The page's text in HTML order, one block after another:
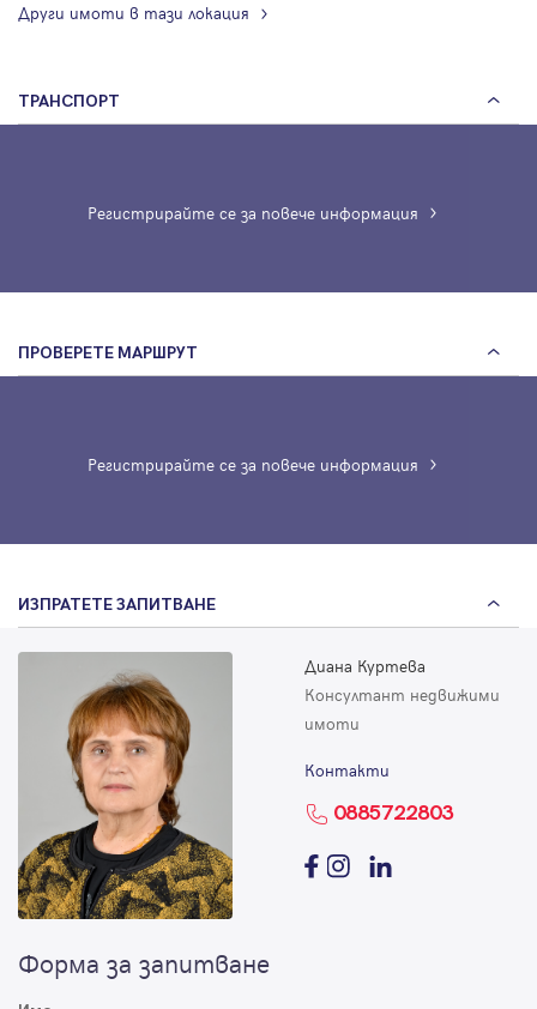
Други имоти в тази локация
ТРАНСПОРТ
Регистрирайте се за повече информация
ПРОВЕРЕТЕ МАРШРУТ
Регистрирайте се за повече информация
ИЗПРАТЕТЕ ЗАПИТВАНЕ
Диана Куртева
Консултант недвижими
имоти
Контакти
0885722803
Форма за запитване